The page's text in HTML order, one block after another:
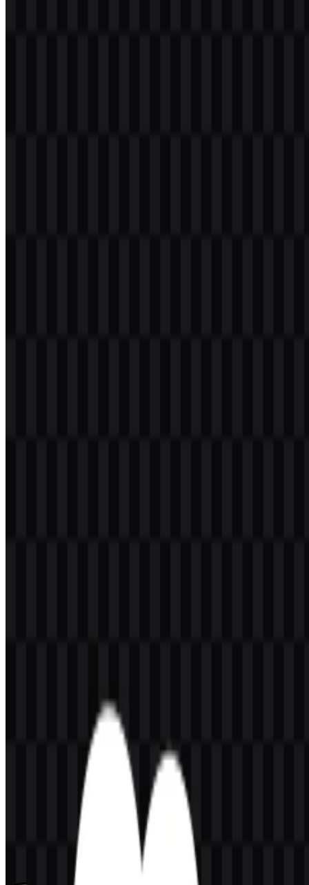
Konten Dibuat oleh AI
Deskripsi ini dibuat oleh AI dan mungkin mengandung
Lainnya dari SaaS & Produktivitas